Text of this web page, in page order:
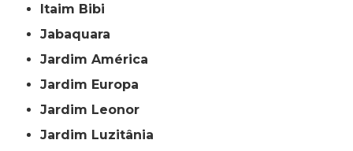
Itaim Bibi
Jabaquara
Jardim América
Jardim Europa
Jardim Leonor
Jardim Luzitânia